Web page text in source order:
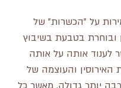
על "הכשרות" של
ובוחרת בטבעת בשיבוץ
לענוד אותה על אותה
והעוצמה של